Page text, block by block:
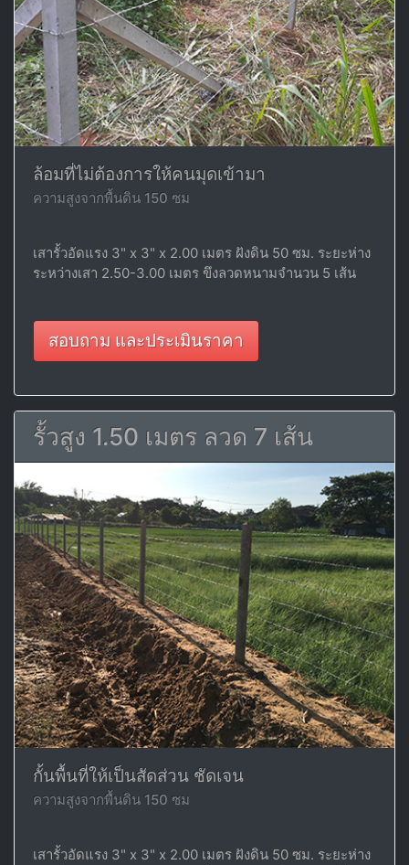
ล้อมที่ไม่ต้องการให้คนมุดเข้ามา
ความสูงจากพื้นดิน 150 ซม
เสารั้วอัดแรง 3" x 3" x 2.00 เมตร ฝังดิน 50 ซม. ระยะห่าง
ระหว่างเสา 2.50-3.00 เมตร ขึงลวดหนามจำนวน 5 เส้น
สอบถาม และประเมินราคา
รั้วสูง 1.50 เมตร ลวด 7 เส้น
กั้นพื้นที่ให้เป็นสัดส่วน ชัดเจน
ความสูงจากพื้นดิน 150 ซม
เสารั้วอัดแรง 3" x 3" x 2.00 เมตร ฝังดิน 50 ซม. ระยะห่าง